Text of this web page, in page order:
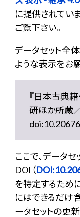
に提供されていま
ご覧下さい。
データセット全
ような表示をお
『日本古典籍
研ほか所蔵
ここで、データセ
DOI（
を特定するため
にはできるだけ
ータセットの更